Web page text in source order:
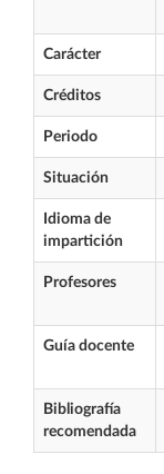
Carácter
Créditos
Periodo
Situación
Idioma de
impartición
Profesores
Guía docente
Bibliografía
recomendada